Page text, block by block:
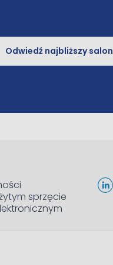
Odwiedź najbliższy salon
sprzęcie